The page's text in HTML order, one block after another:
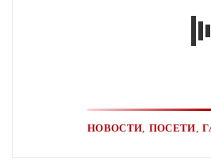
НОВОСТИ ПОСЕТИ ,